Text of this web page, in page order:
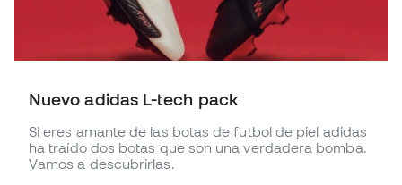
Nuevo adidas L-tech pack
Si eres amante de las botas de futbol de piel adidas
ha traído dos botas que son una verdadera bomba.
Vamos a descubrirlas.